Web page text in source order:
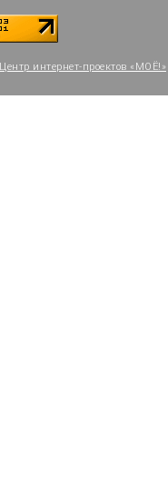
Центр интернет-проектов «МОЁ!»